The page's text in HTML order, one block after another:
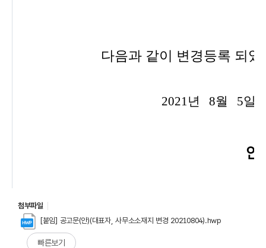
첨부파일
[붙임] 공고문(안)(대표자, 사무소소재지 변경 20210804).hwp
빠른보기